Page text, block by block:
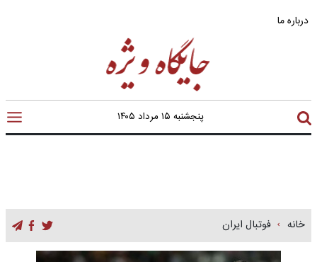
درباره ما
پنجشنبه ۱۵ مرداد ۱۴۰۵
خانه فوتبال ایران